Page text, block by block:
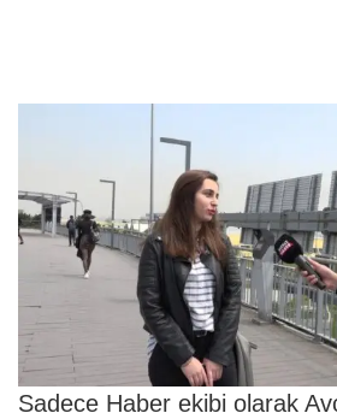
Sadece Haber ekibi olarak